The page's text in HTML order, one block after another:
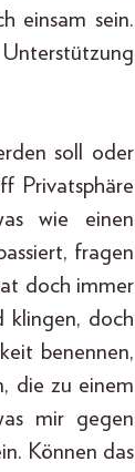
einsam sein.
soll oder
Privatsphäre
wie einen
fragen
doch immer
klingen, doch
benennen,
die zu einem
mir gegen
Können das